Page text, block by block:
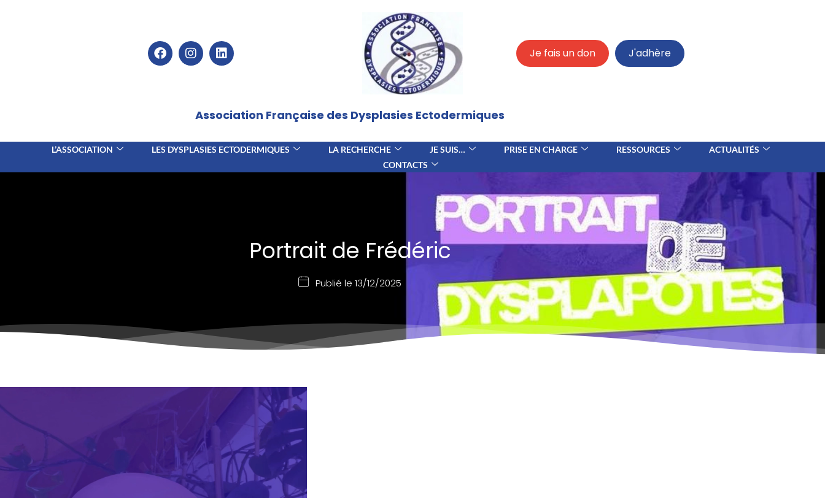
Je fais un don J'adhère
Association Française des Dysplasies Ectodermiques
L’ASSOCIATION LES DYSPLASIES ECTODERMIQUES LA RECHERCHE JE SUIS… PRISE EN CHARGE RESSOURCES
ACTUALITÉS
CONTACTS
Portrait de Frédéric
Publié le 13/12/2025